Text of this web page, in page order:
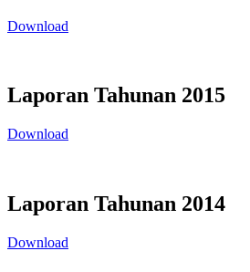
Download
Laporan Tahunan 2015
Download
Laporan Tahunan 2014
Download